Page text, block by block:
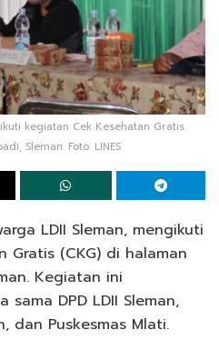
kegiatan Cek Kesehatan Gratis
Sleman. Foto: LINES
LDII Sleman, mengikuti
Gratis (CKG) di halaman
Kegiatan ini
DPD LDII Sleman,
dan Puskesmas Mlati.